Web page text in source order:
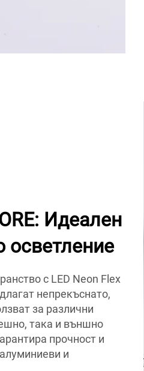
Идеален
осветление
с LED Neon Flex
непрекъснато,
за различни
така и външно
прочност и
и